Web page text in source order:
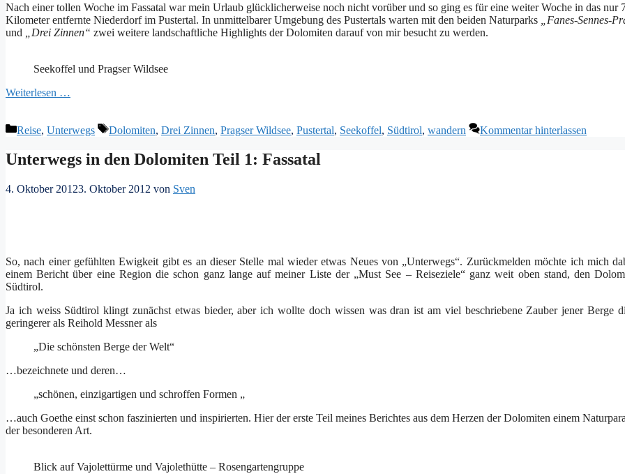
Nach einer tollen Woche im Fassatal war mein Urlaub glücklicherweise noch nicht vorüber und so ging es für eine weiter Woche in das nur
Kilometer entfernte Niederdorf im Pustertal. In unmittelbarer Umgebung des Pustertals warten mit den beiden Naturparks
„Fanes-Sennes-
und
„Drei Zinnen“ zwei weitere landschaftliche Highlights der Dolomiten darauf von mir besucht zu werden.
Seekoffel und Pragser Wildsee
Weiterlesen …
Kategorien
Reise, Unterwegs Schlagwörter
Dolomiten, Drei Zinnen, Pragser Wildsee, Pustertal, Seekoffel, Südtirol, wandern Kommentar hinterlassen
Unterwegs in den Dolomiten Teil 1: Fassatal
4. Oktober 20123. Oktober 2012 von Sven
So, nach einer gefühlten Ewigkeit gibt es an dieser Stelle mal wieder etwas Neues von „Unterwegs“. Zurückmelden möchte ich mich
einem Bericht über eine Region die schon ganz lange auf meiner Liste der „Must See – Reiseziele“ ganz weit oben stand, den
Südtirol.
Ja ich weiss Südtirol klingt zunächst etwas bieder, aber ich wollte doch wissen was dran ist am viel beschriebene Zauber jener Berge
geringerer als Reihold Messner als
„Die schönsten Berge der Welt“
…bezeichnete und deren…
„schönen, einzigartigen und schroffen Formen „
…auch Goethe einst schon faszinierten und inspirierten. Hier der erste Teil meines Berichtes aus dem Herzen der Dolomiten einem
der besonderen Art.
Blick auf Vajolettürme und Vajolethütte – Rosengartengruppe